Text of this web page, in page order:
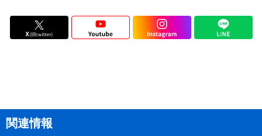
関連情報